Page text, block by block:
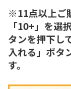
※11点以上ご
「10+」を選
タンを押下し
入れる」ボタ
す。